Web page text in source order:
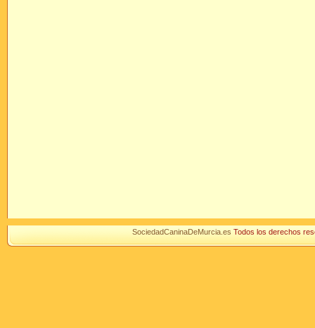
SociedadCaninaDeMurcia.es Todos los derechos